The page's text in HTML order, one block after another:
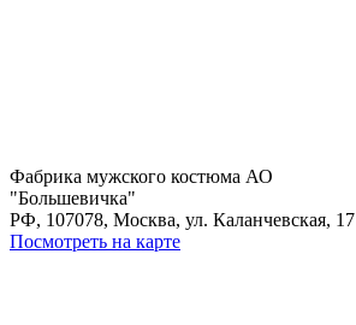
Фабрика мужского костюма АО
"Большевичка"
РФ, 107078, Москва, ул. Каланчевская, 17
Посмотреть на карте